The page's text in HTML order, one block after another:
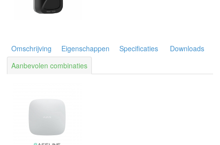
Omschrijving Eigenschappen Specificaties
Downloads
Aanbevolen combinaties